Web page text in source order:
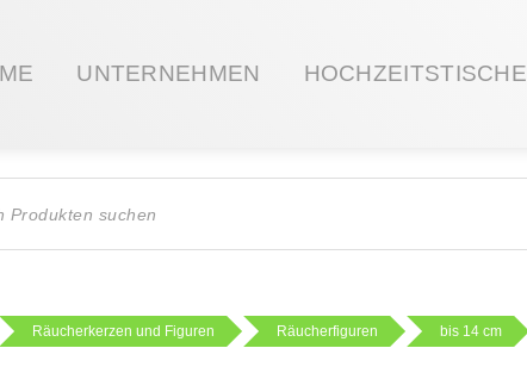
UNTERNEHMEN HOCHZEITSTISCHE
Räucherkerzen und Figuren Räucherfiguren
bis 14 cm